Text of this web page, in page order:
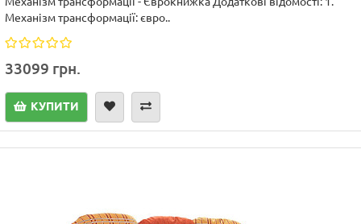
Механізм трансформації: євро..
33099 грн.
КУПИТИ